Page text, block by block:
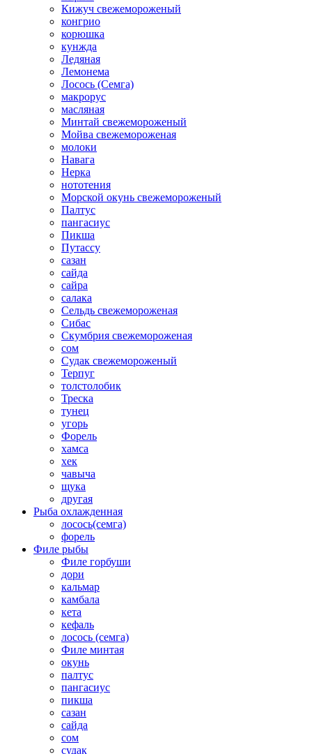
Кижуч свежемороженый
конгрио
корюшка
кунжда
Ледяная
Лемонема
Лосось (Семга)
макрорус
масляная
Минтай свежемороженый
Мойва свежемороженая
молоки
Навага
Нерка
нототения
Морской окунь свежемороженый
Палтус
пангасиус
Пикша
Путассу
сазан
сайда
сайра
салака
Сельдь свежемороженая
Сибас
Скумбрия свежемороженая
сом
Судак свежемороженый
Терпуг
толстолобик
Треска
тунец
угорь
Форель
хамса
хек
чавыча
щука
другая
Рыба охлажденная
лосось(семга)
форель
Филе рыбы
Филе горбуши
дори
кальмар
камбала
кета
кефаль
лосось (семга)
Филе минтая
окунь
палтус
пангасиус
пикша
сазан
сайда
сом
судак